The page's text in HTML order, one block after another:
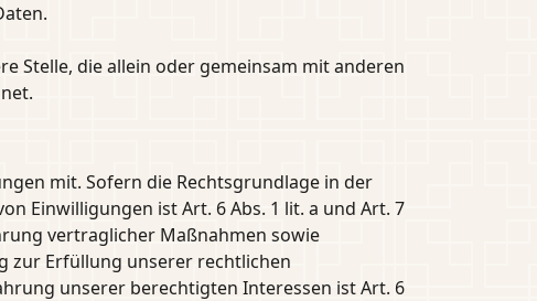
Stelle, die allein oder gemeinsam mit anderen
mit. Sofern die Rechtsgrundlage in der
Einwilligungen ist Art. 6 Abs. 1 lit. a und Art. 7
vertraglicher Maßnahmen sowie
zur Erfüllung unserer rechtlichen
unserer berechtigten Interessen ist Art. 6